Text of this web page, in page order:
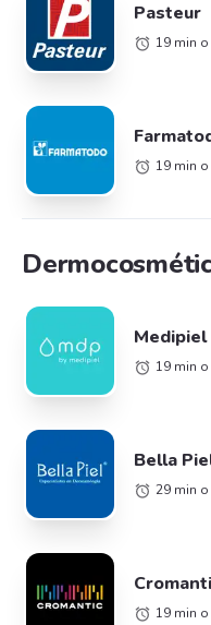
Pasteur
19 min
19 min
Medipiel
19 min
Bella
29 min
19 min